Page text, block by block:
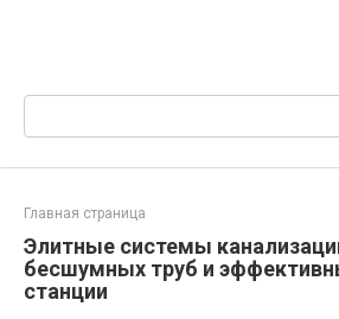
Поиск:
Главная страница
Элитные системы
бесшумных труб и
станции